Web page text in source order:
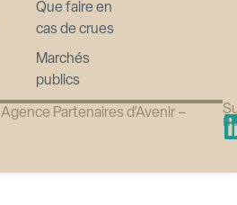
Que faire en
cas de crues
Marchés
publics
Agence Partenaires d’Avenir –